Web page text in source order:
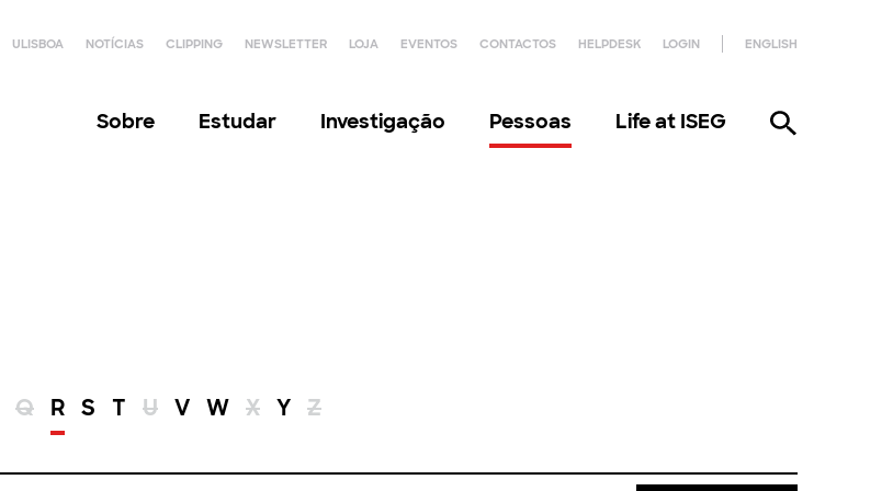
ULISBOA NOTÍCIAS CLIPPING NEWSLETTER LOJA EVENTOS CONTACTOS HELPDESK LOGIN ENGLISH
Sobre Estudar Investigação Pessoas Life at ISEG
Q R S T U V W X Y Z